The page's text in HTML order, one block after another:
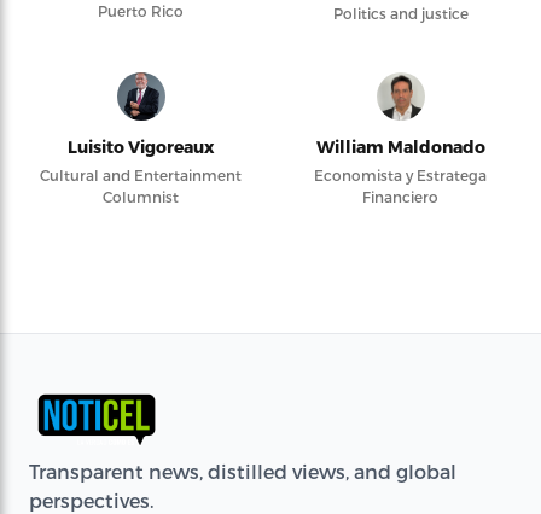
Puerto Rico
Politics and justice
Luisito Vigoreaux
Cultural and Entertainment
Columnist
William Maldonado
Economista y Estratega
Financiero
Transparent news, distilled views, and global
perspectives.